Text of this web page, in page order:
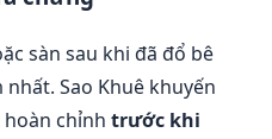
sàn sau khi đã đổ bê
Sao Khuê khuyến
chỉnh trước khi